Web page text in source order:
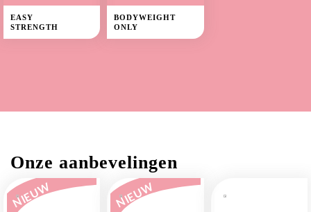
EASY
STRENGTH
BODYWEIGHT
ONLY
Onze aanbevelingen
NIEUW NIEUW